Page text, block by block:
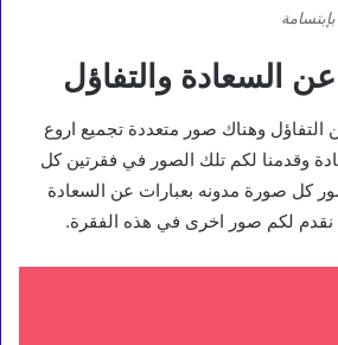
السعادة والتفاؤل
التفاؤل وهناك صور متعددة تجميع اروع
وقدمنا لكم تلك الصور في فقرتين كل
كل صورة مدونه بعبارات عن السعادة
لكم صور اخرى في هذه الفقرة.